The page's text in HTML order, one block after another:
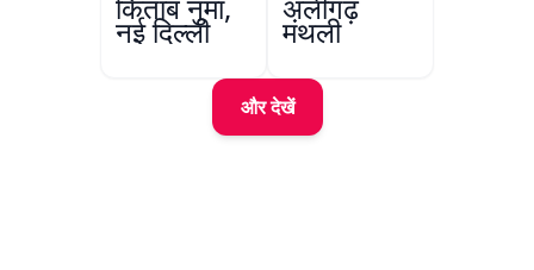
नई दिल्ली मंथली
और देखें